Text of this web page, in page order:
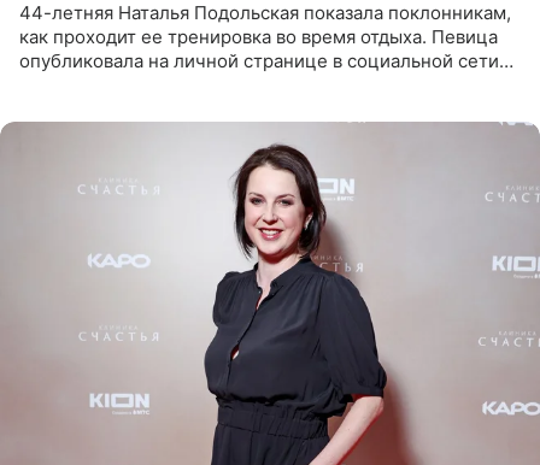
44-летняя Наталья Подольская показала поклонникам,
как проходит ее тренировка во время отдыха. Певица
опубликовала на личной странице в социальной сети